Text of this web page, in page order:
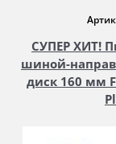
СУПЕР ХИТ!
шиной-
диск 160 мм